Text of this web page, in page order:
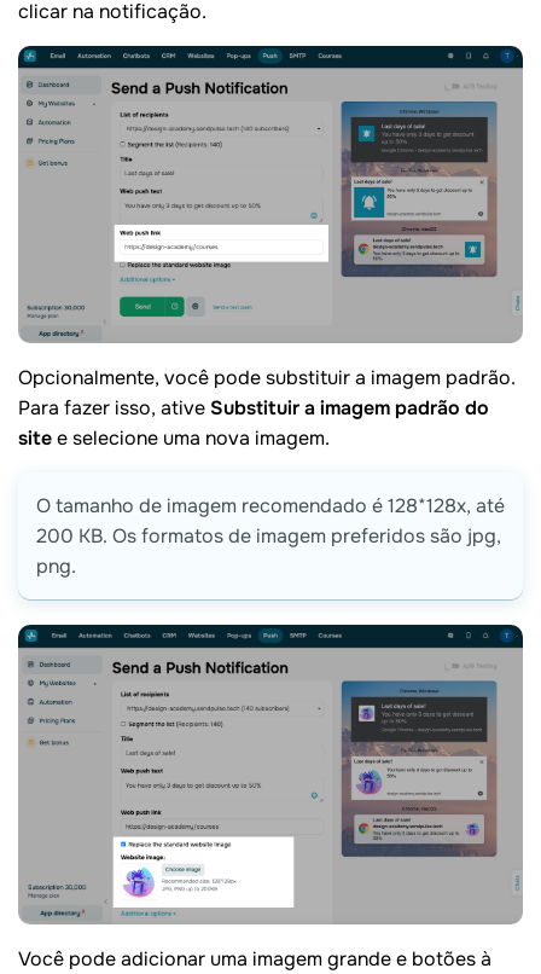
clicar na notificação.
Opcionalmente, você pode substituir a imagem padrão.
Para fazer isso, ative Substituir a imagem padrão do
sitee selecione uma nova imagem.
O tamanho de imagem recomendado é 128*128x, até
200 KB. Os formatos de imagem preferidos são jpg,
png.
Você pode adicionar uma imagem grande e botões à